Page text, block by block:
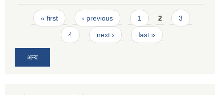
Pages
« first ‹ previous 1 2 3
4 next › last »
अन्य